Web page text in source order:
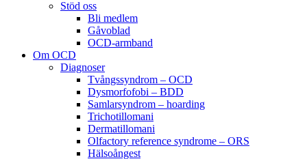
Stöd oss
Bli medlem
Gåvoblad
OCD-armband
Om OCD
Diagnoser
Tvångssyndrom – OCD
Dysmorfofobi – BDD
Samlarsyndrom – hoarding
Trichotillomani
Dermatillomani
Olfactory reference syndrome – ORS
Hälsoångest